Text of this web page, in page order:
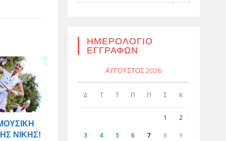
ΝΊΚΗΣ!
ΗΜΕΡΟΛΌΓΙΟ
ΕΓΓΡΑΦΏΝ
ΑΎΓΟΥΣΤΟΣ 2026
Δ Τ Τ Π Π Σ Κ
1 2
3 4 5 6 7 8 9